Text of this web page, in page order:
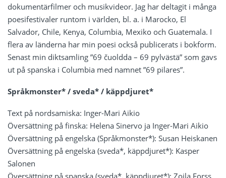
dokumentärfilmer och musikvideor. Jag har deltagit i många
poesifestivaler runtom i världen, bl. a. i Marocko, El
Salvador, Chile, Kenya, Columbia, Mexiko och Guatemala. I
flera av länderna har min poesi också publicerats i bokform.
Senast min diktsamling ”69 čuoldda – 69 pylvästä” som gavs
ut på spanska i Columbia med namnet ”69 pilares”.
Språkmonster* / sveda* / käppdjuret*
Text på nordsamiska: Inger-Mari Aikio
Översättning på finska: Helena Sinervo ja Inger-Mari Aikio
Översättning på engelska (Språkmonster*): Susan Heiskanen
Översättning på engelska (sveda*, käppdjuret*): Kasper
Salonen